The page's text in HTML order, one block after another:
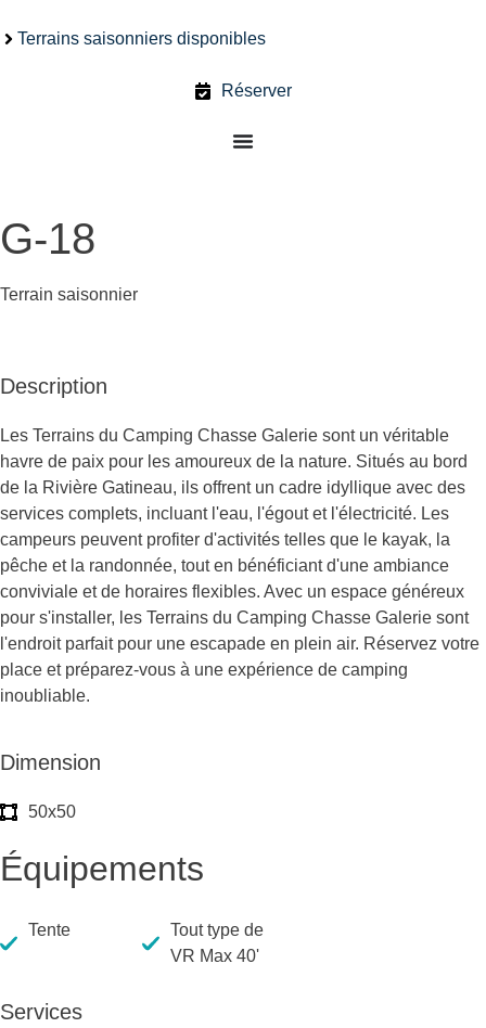
Terrains saisonniers disponibles
Réserver
G-18
Terrain saisonnier
Description
Les Terrains du Camping Chasse Galerie sont un véritable
havre de paix pour les amoureux de la nature. Situés au bord
de la Rivière Gatineau, ils offrent un cadre idyllique avec des
services complets, incluant l'eau, l'égout et l'électricité. Les
campeurs peuvent profiter d'activités telles que le kayak, la
pêche et la randonnée, tout en bénéficiant d'une ambiance
conviviale et de horaires flexibles. Avec un espace généreux
pour s'installer, les Terrains du Camping Chasse Galerie sont
l'endroit parfait pour une escapade en plein air. Réservez votre
place et préparez-vous à une expérience de camping
inoubliable.
Dimension
50x50
Équipements
Tente
Tout type de
VR Max 40'
Services